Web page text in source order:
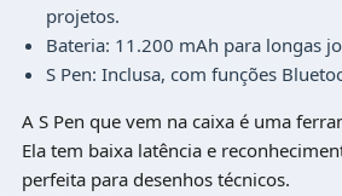
projetos.
Bateria: 11.200 mAh para longas
S Pen: Inclusa, com funções
A S Pen que vem na caixa é uma
Ela tem baixa latência e
perfeita para desenhos técnicos.